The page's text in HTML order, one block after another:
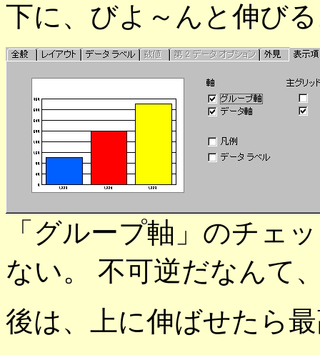
下に、びよ～んと伸び
「グループ軸」のチェ
ない。 不可逆だなんて
後は、上に伸ばせたら